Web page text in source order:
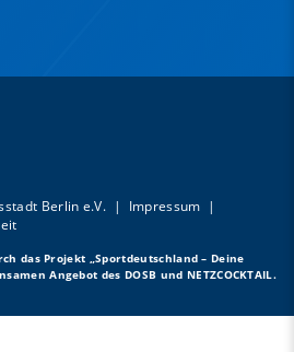
Berlin e.V. | Impressum |
das Projekt „Sportdeutschland – Deine
Angebot des DOSB und NETZCOCKTAIL.